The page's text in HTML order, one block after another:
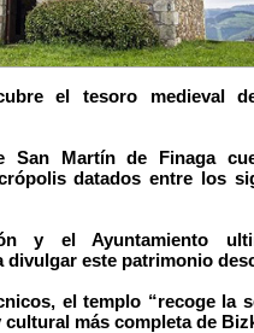
el tesoro medieval
San Martín de Finaga
datados entre los
y el Ayuntamiento
divulgar este patrimonio
el templo “recoge la
más completa de